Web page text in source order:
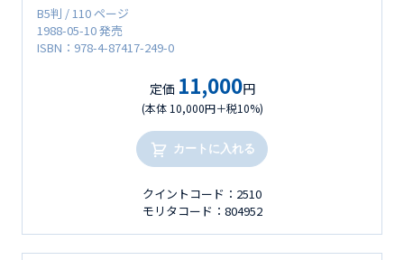
B5判 / 110 ページ
1988-05-10 発売
ISBN：978-4-87417-249-0
定価 11,000円
(本体 10,000円＋税10%)
カートに入れる
クイントコード：2510
モリタコード：804952